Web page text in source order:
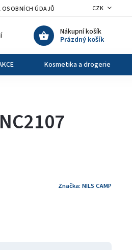
OSOBNÍCH ÚDAJŮ VÝMĚNA A VRÁCENÍ
CZK
Nákupní košík
Prázdný košík
Kosmetika a drogerie
Značka: NILS CAMP